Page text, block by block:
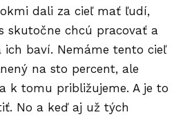
dali za cieľ mať ľudí,
skutočne chcú pracovať a
ich baví. Nemáme tento cieľ
na sto percent, ale
k tomu približujeme. A je to
. No a keď aj už tých